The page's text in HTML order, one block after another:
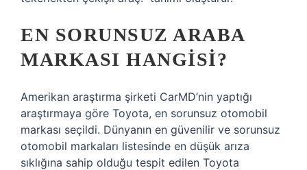
EN SORUNSUZ ARABA
MARKASI HANGISI?
Amerikan araştırma şirketi CarMD’nin yaptığı
araştırmaya göre Toyota, en sorunsuz otomobil
markası seçildi. Dünyanın en güvenilir ve sorunsuz
otomobil markaları listesinde en düşük arıza
sıklığına sahip olduğu tespit edilen Toyota